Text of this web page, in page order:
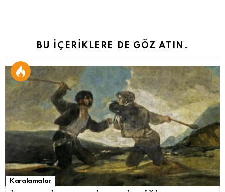
BU İÇERİKLERE DE GÖZ ATIN.
Karalamalar